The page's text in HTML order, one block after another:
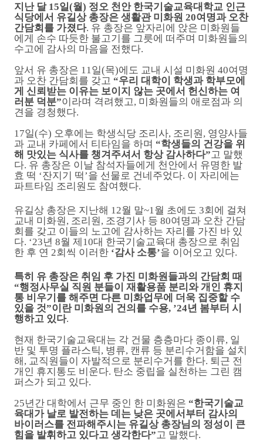
지난 달 15일 (월 ) 정오 천안 한국기술교육대학교 인근
식당에서 유길상 총장은 생활관 미화원 20여명과 오찬
간담회를 가졌다. 유 총장은 앞자리에 앉은 미화원들
에게 손수 따듯한 불고기를 그릇에 떠주며 미화원들의
수고에 감사의 마음을 전했다.
앞서 유 총장은 11 일(목)에도 교내 시설 미화원 40여명
과 오찬 간담회를 갖고 “우리 대학이 학생과 학부모에
게 신뢰받는 이유는 보이지 않는 곳에서 헌신하는 여
러분 덕분”이라며 격려했고, 미화원들의 애로점과 의
견을 경청했다.
17일(수) 오후에는 학생식당 조리사, 조리원 , 영양사들
과 교내 카페에서 티타임을 하며 “학생들의 건강을 위
해 맛있는 식사를 챙겨주셔서 항상 감사하다”고 말했
다. 유 총장은 이날 참석자들에게 천안에서 유명한 발
효 떡 ‘잔지기 떡’을 선물로 건네주었다. 이 자리에는
파트타임 조리원도 참여했다.
유길상 총장은 지난해 12월 말~1 월 초에도 3회에 걸쳐
교내 미화원 , 조리원 , 조경기사 등 80여명과 오찬 간담
회를 갖고 이들의 노고에 감사하는 자리를 가진 바 있
다. ‘23년 8월 제 10대 한국기술교육대 총장으로 취임
한 후 연 2회씩 이러한 ‘감사 소통’을 이어오고 있다.
특히 유 총장은 취임 후 가진 미화원들과의 간담회 때
“행정사무실 직원 분들이 재활용품 분리와 개인 휴지
통 비우기를 해주면 다른 미화업무에 더욱 집중할 수
있을 것”이란 미화원의 건의를 수용, ’24년 봄부터 시
행하고 있다.
현재 한국기술교육대는 각 건물 층층마다 종이류, 일
반 및 투명 플라스틱, 병류, 캔류 등 분리수거함을 설치
해 , 교직원들이 자발적으로 분리수거를 한다. 퇴근 전
개인 휴지통도 비운다. 탄소 중립을 실천하는 그린 캠
퍼스가 되고 있다.
25년간 대학에서 근무 중인 한 미화원은 “한국기술교
육대가 날로 발전하는 데는 낮은 곳에서부터 감사의
바이러스를 전파해주시는 유길상 총장님의 정성이 큰
힘을 발휘하고 있다고 생각한다”고 말했다.